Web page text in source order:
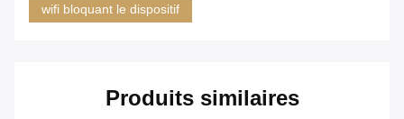
wifi bloquant le dispositif
Produits similaires